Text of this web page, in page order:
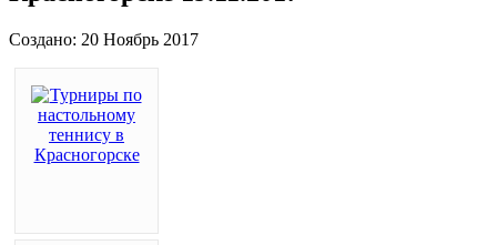
Создано: 20 Ноябрь 2017